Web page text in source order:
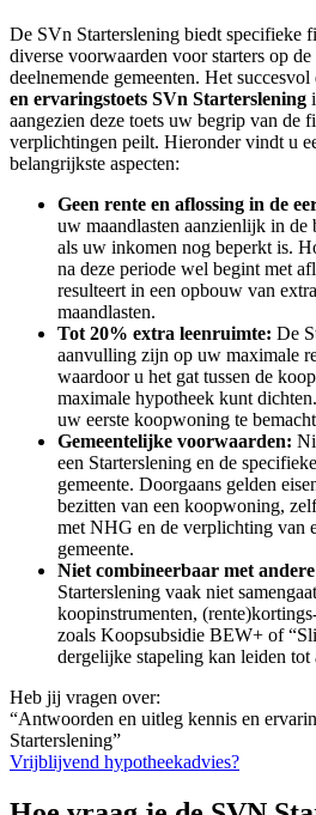
De SVn Starterslening biedt specifieke
diverse voorwaarden voor starters op
deelnemende gemeenten. Het
en ervaringstoets SVn Starterslening
aangezien deze toets uw begrip van de
verplichtingen peilt. Hieronder vindt u
belangrijkste aspecten:
Geen rente en aflossing in de
uw maandlasten aanzienlijk in
als uw inkomen nog beperkt is.
na deze periode wel begint met
resulteert in een opbouw van
maandlasten.
Tot 20% extra leenruimte: De
aanvulling zijn op uw maximale
waardoor u het gat tussen de
maximale hypotheek kunt
uw eerste koopwoning te
Gemeentelijke voorwaarden:
een Starterslening en de
gemeente. Doorgaans gelden
bezitten van een koopwoning,
met NHG en de verplichting van
gemeente.
Niet combineerbaar met
Starterslening vaak niet
koopinstrumenten,
zoals Koopsubsidie BEW+ of
dergelijke stapeling kan leiden
Heb jij vragen over:
“Antwoorden en uitleg kennis en
Starterslening”
Vrijblijvend hypotheekadvies?